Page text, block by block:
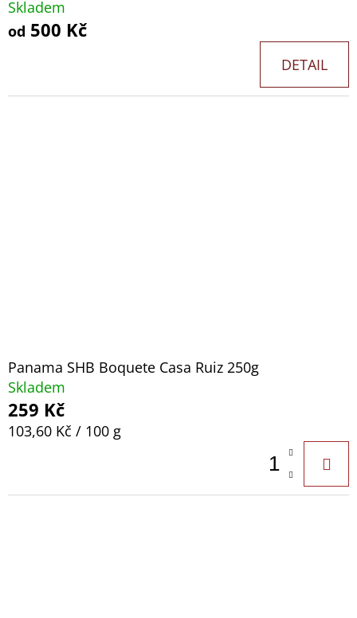
Skladem
od 500 Kč
DETAIL
Panama SHB Boquete Casa Ruiz 250g
Skladem
259 Kč
Měrná
103,60 Kč / 100 g